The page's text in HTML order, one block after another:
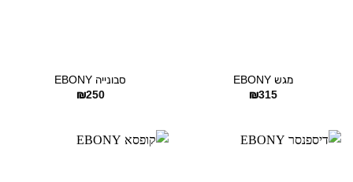
מגש EBONY
₪315
סבונייה EBONY
₪250